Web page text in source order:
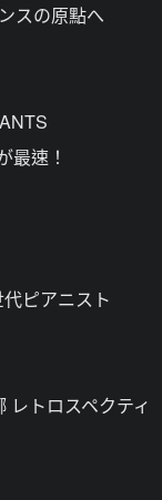
スの原點へ
最速！
ピアニスト
トロスペクティ